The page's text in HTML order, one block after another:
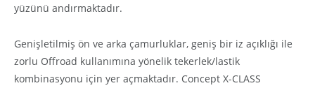
yüzünü andırmaktadır.
Genişletilmiş ön ve arka çamurluklar, geniş bir iz açıklığı ile
zorlu Offroad kullanımına yönelik tekerlek/lastik
kombinasyonu için yer açmaktadır. Concept X-CLASS